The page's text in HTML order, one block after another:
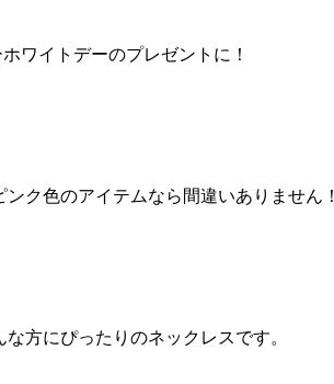
ワイトデーのプレゼントに！
ク色のアイテムなら間違いありません！
方にぴったりのネックレスです。